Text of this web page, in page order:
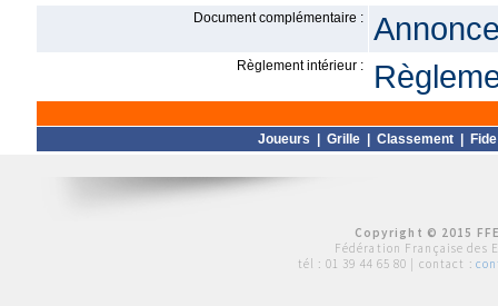
Document complémentaire :
Règlement intérieur :
Joueurs Grille Classement Fide
Copyright © 2015
Fédération Française des
tél : 01 39 44 65 80 | contact :